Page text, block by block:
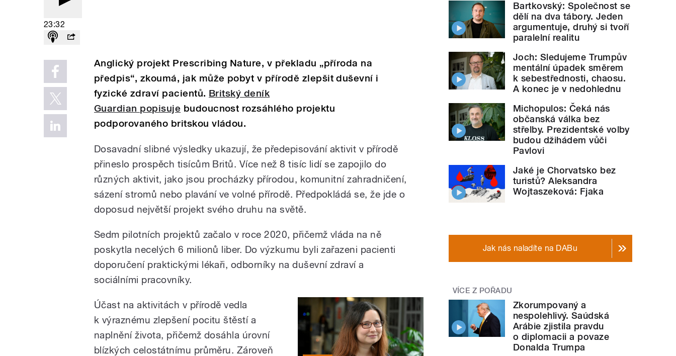
23:32
Anglický projekt Prescribing Nature, v překladu „příroda na
předpis“, zkoumá, jak může pobyt v přírodě zlepšit duševní i
fyzické zdraví pacientů. Britský deník
Guardian popisuje budoucnost rozsáhlého projektu
podporovaného britskou vládou.
Dosavadní slibné výsledky ukazují, že předepisování aktivit v přírodě
přineslo prospěch tisícům Britů. Více než 8 tisíc lidí se zapojilo do
různých aktivit, jako jsou procházky přírodou, komunitní zahradničení,
sázení stromů nebo plavání ve volné přírodě. Předpokládá se, že jde o
doposud největší projekt svého druhu na světě.
Sedm pilotních projektů začalo v roce 2020, přičemž vláda na ně
poskytla necelých 6 milionů liber. Do výzkumu byli zařazeni pacienti
doporučení praktickými lékaři, odborníky na duševní zdraví a
sociálními pracovníky.
Účast na aktivitách v přírodě vedla
k výraznému zlepšení pocitu štěstí a
naplnění života, přičemž dosáhla úrovní
blízkých celostátnímu průměru. Zároveň
Bartkovský: Společnost se
dělí na dva tábory. Jeden
argumentuje, druhý si tvoří
paralelní realitu
Joch: Sledujeme Trumpův
mentální úpadek směrem
k sebestřednosti, chaosu.
A konec je v nedohlednu
Michopulos: Čeká nás
občanská válka bez
střelby. Prezidentské volby
budou džihádem vůči
Pavlovi
Jaké je Chorvatsko bez
turistů? Aleksandra
Wojtaszeková: Fjaka
Jak nás naladíte na DABu
VÍCE Z POŘADU
Zkorumpovaný a
nespolehlivý. Saúdská
Arábie zjistila pravdu
o diplomacii a povaze
Donalda Trumpa